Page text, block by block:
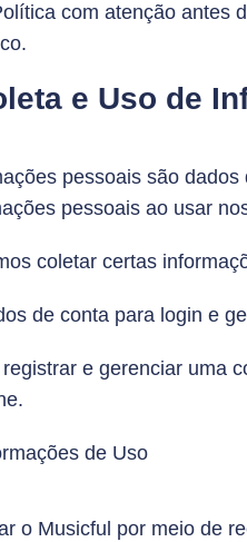
com atenção antes
e Uso de
pessoais são
pessoais ao usar
coletar certas
de conta para login e
e gerenciar uma
de Uso
o Musicful por meio de